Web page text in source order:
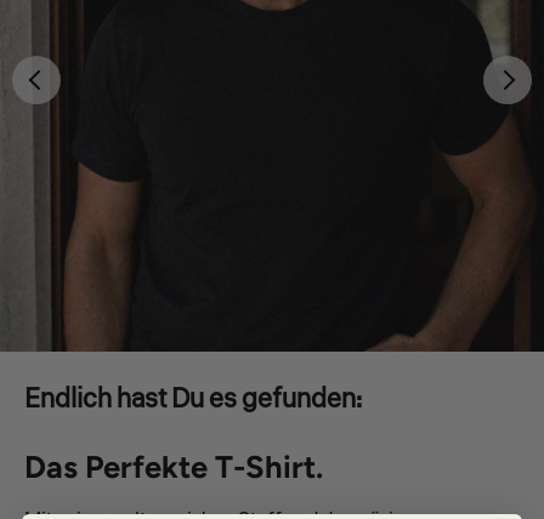
Endlich hast Du es gefunden:
Das Perfekte T-Shirt.